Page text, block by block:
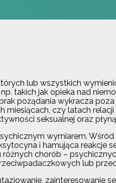
lub wszystkich
takich jak opieka nad
pożądania wykracza
miesiącach, czy latach
seksualnej oraz
wymiarem.
i hamująca reakcje
chorób –
lub
zainteresowanie